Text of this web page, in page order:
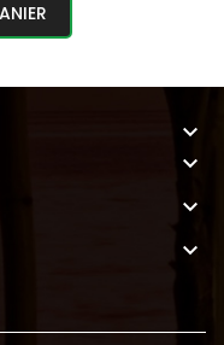



